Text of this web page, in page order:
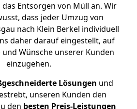
Entsorgen von Müll an. Wir
dass jeder Umzug von
nach Klein Berkel individuell
daher darauf eingestellt, auf
Wünsche unserer Kunden
einzugehen.
Lösungen und
unseren Kunden den
den besten Preis-Leistungen